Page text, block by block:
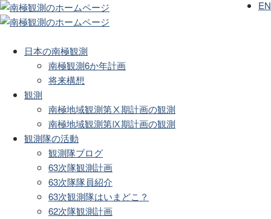
日本の南極観測
南極観測6か年計画
将来構想
観測
南極地域観測第Ⅹ期計画の観測
南極地域観測第Ⅸ期計画の観測
観測隊の活動
観測隊ブログ
63次隊観測計画
63次隊隊員紹介
63次観測隊はいまどこ？
62次隊観測計画
EN